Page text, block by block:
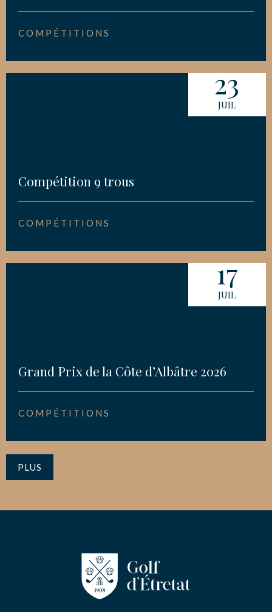
COMPÉTITIONS
23
JUIL
Compétition 9 trous
COMPÉTITIONS
17
JUIL
Grand Prix de la Côte d’Albâtre 2026
COMPÉTITIONS
PLUS